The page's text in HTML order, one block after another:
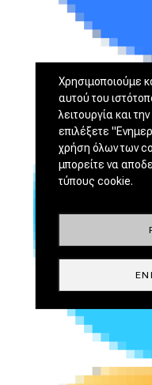
Χρησιμοποιούμε
αυτού του
λειτουργία και
επιλέξετε
χρήση όλων των
μπορείτε να
τύπους cookie.